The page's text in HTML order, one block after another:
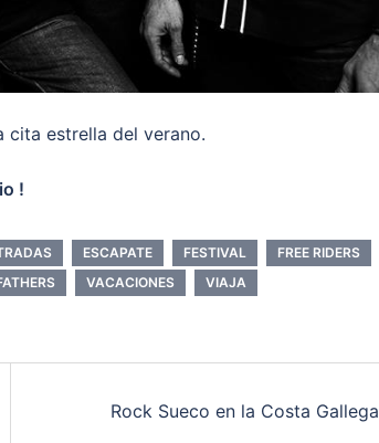
cita estrella del verano.
!
ESCAPATE FESTIVAL FREE RIDERS
VACACIONES VIAJA
Rock Sueco en la Costa Gallega